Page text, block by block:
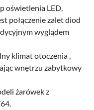
oświetlenia LED,
połączenie zalet diod
wyglądem
klimat otoczenia ,
wnętrzu zabytkowy
żarówek z